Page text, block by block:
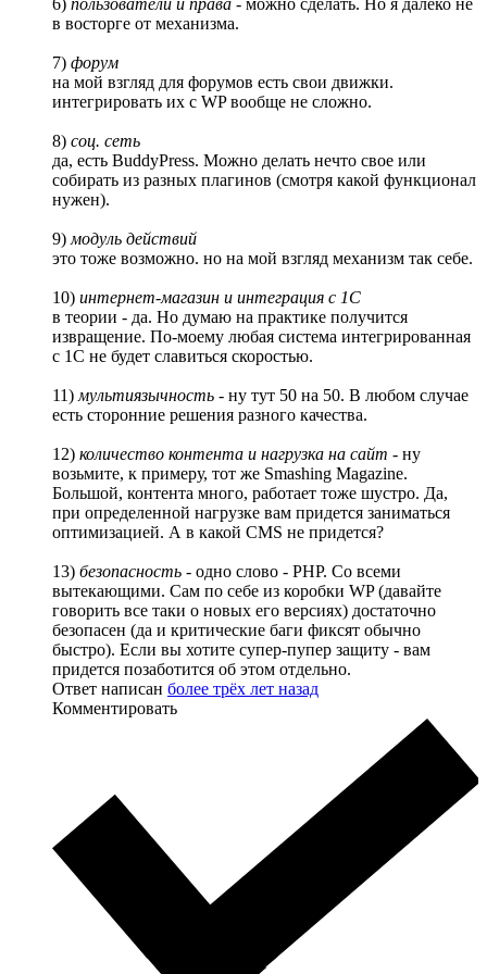
в восторге от механизма.
7) форум
на мой взгляд для форумов есть свои движки.
интегрировать их с WP вообще не сложно.
8) соц. сеть
да, есть BuddyPress. Можно делать нечто свое или
собирать из разных плагинов (смотря какой функционал
нужен).
9) модуль действий
это тоже возможно. но на мой взгляд механизм так себе.
10) интернет-магазин и интеграция с 1С
в теории - да. Но думаю на практике получится
извращение. По-моему любая система интегрированная
с 1С не будет славиться скоростью.
11) мультиязычность - ну тут 50 на 50. В любом случае
есть сторонние решения разного качества.
12) количество контента и нагрузка на сайт - ну
возьмите, к примеру, тот же Smashing Magazine.
Большой, контента много, работает тоже шустро. Да,
при определенной нагрузке вам придется заниматься
оптимизацией. А в какой CMS не придется?
13) безопасность - одно слово - PHP. Со всеми
вытекающими. Сам по себе из коробки WP (давайте
говорить все таки о новых его версиях) достаточно
безопасен (да и критические баги фиксят обычно
быстро). Если вы хотите супер-пупер защиту - вам
придется позаботится об этом отдельно.
Ответ написан более трёх лет назад
Комментировать